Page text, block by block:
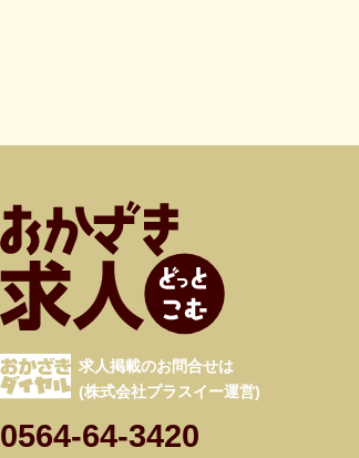
求人掲載のお問合せは
(株式会社プラスイー運営)
0564-64-3420